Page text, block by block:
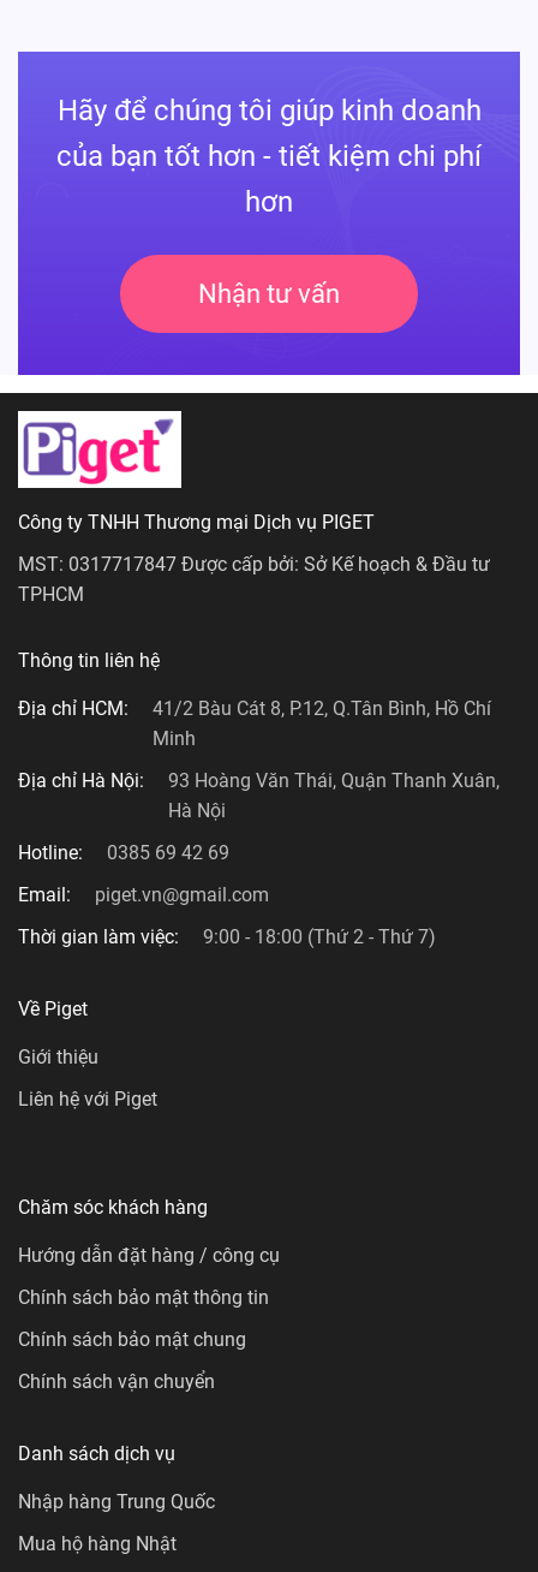
Hãy để chúng tôi giúp kinh doanh
của bạn tốt hơn - tiết kiệm chi phí
hơn
Nhận tư vấn
Công ty TNHH Thương mại Dịch vụ PIGET
MST: 0317717847 Được cấp bởi: Sở Kế hoạch & Đầu tư
TPHCM
Thông tin liên hệ
Địa chỉ HCM:
41/2 Bàu Cát 8, P.12, Q.Tân Bình, Hồ Chí
Minh
Địa chỉ Hà Nội:
93 Hoàng Văn Thái, Quận Thanh Xuân,
Hà Nội
Hotline:
0385 69 42 69
Email:
piget.vn@gmail.com
Thời gian làm việc:
9:00 - 18:00 (Thứ 2 - Thứ 7)
Về Piget
Giới thiệu
Liên hệ với Piget
Chăm sóc khách hàng
Hướng dẫn đặt hàng / công cụ
Chính sách bảo mật thông tin
Chính sách bảo mật chung
Chính sách vận chuyển
Danh sách dịch vụ
Nhập hàng Trung Quốc
Mua hộ hàng Nhật